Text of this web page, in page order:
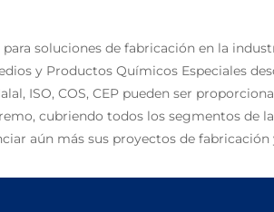
soluciones de fabricación en la
y Productos Químicos Especiales
ISO, COS, CEP pueden ser
cubriendo todos los segmentos de
aún más sus proyectos de fabricación